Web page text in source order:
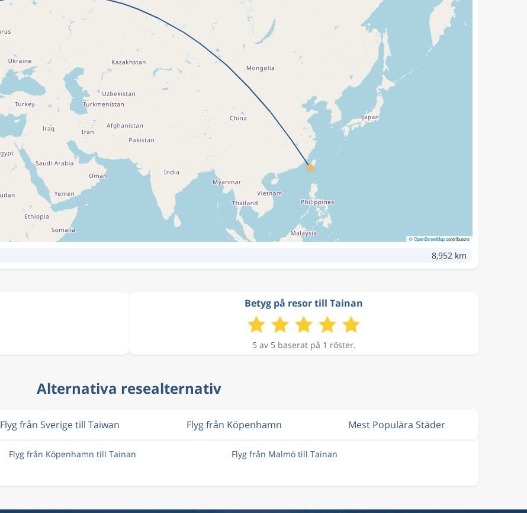
©OpenStreetMapcontributors
8,952 km
Betyg på resor till Tainan
5 av 5 baserat på 1 röster.
Alternativa resealternativ
Flyg från Sverige till Taiwan Flyg från Köpenhamn Mest Populära Städer
Flyg från Köpenhamn till Tainan
Flyg från Malmö till Tainan